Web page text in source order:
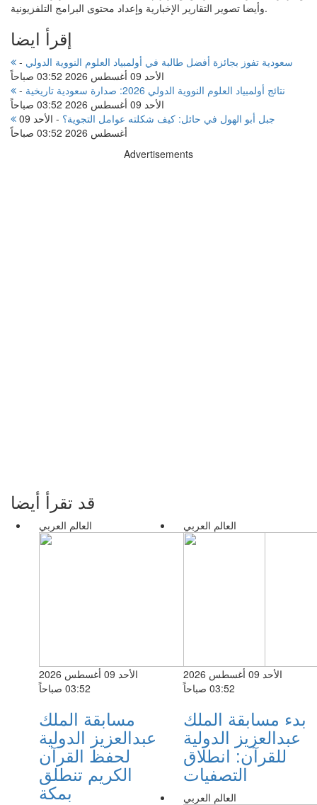
وأيضا تصوير التقارير الإخبارية وإعداد محتوى البرامج التلفزيونية.
إقرأ ايضا
سعودية تفوز بجائزة أفضل طالبة في أولمبياد العلوم النووية الدولي -
الأحد 09 أغسطس 2026 03:52 صباحاً
نتائج أولمبياد العلوم النووية الدولي 2026: صدارة سعودية تاريخية
-
الأحد 09 أغسطس 2026 03:52 صباحاً
جبل أبو الهول في حائل: كيف شكلته عوامل التجوية؟ -
الأحد 09
أغسطس 2026 03:52 صباحاً
Advertisements
قد تقرأ أيضا
العالم العربي
الأحد 09 أغسطس 2026
03:52 صباحاً
مسابقة الملك
عبدالعزيز الدولية
لحفظ القرآن
الكريم تنطلق
بمكة
العالم العربي
الأحد 09 أغسطس 2026
03:52 صباحاً
بدء مسابقة الملك
عبدالعزيز الدولية
للقرآن: انطلاق
التصفيات
العالم العربي